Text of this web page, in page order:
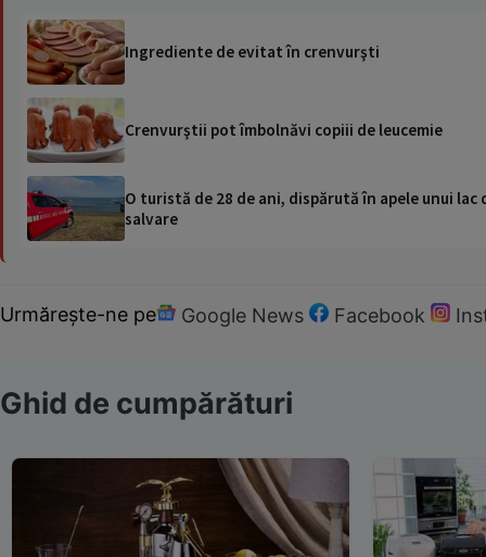
Ingrediente de evitat în crenvurşti
Crenvurştii pot îmbolnăvi copiii de leucemie
O turistă de 28 de ani, dispărută în apele unui
salvare
Urmărește-ne pe Google News Facebook
Ghid de cumpărături